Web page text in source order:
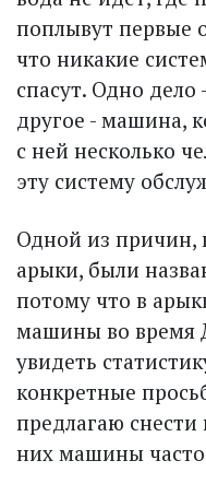
поплывут первые
что никакие
спасут. Одно дело
другое - машина,
с ней несколько
эту систему
Одной из причин,
арыки, были
потому что в
машины во время
увидеть
конкретные
предлагаю снести
них машины